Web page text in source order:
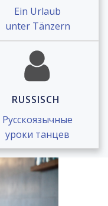
Ein Urlaub
unter Tänzern
RUSSISCH
Русскоязычные
уроки танцев